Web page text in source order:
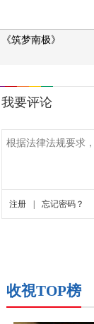
《筑梦南极》
收視TOP榜